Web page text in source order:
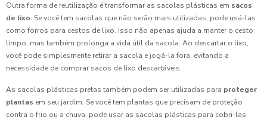
Outra forma de reutilização é transformar as sacolas plásticas em sacos
de lixo. Se você tem sacolas que não serão mais utilizadas, pode usá-las
como forros para cestos de lixo. Isso não apenas ajuda a manter o cesto
limpo, mas também prolonga a vida útil da sacola. Ao descartar o lixo,
você pode simplesmente retirar a sacola e jogá-la fora, evitando a
necessidade de comprar sacos de lixo descartáveis.
As sacolas plásticas pretas também podem ser utilizadas para proteger
plantas em seu jardim. Se você tem plantas que precisam de proteção
contra o frio ou a chuva, pode usar as sacolas plásticas para cobri-las